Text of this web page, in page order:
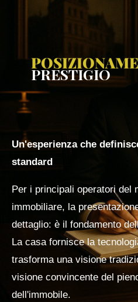
PRESTIGIO
Un'esperienza che
standard
Per i principali operatori del
immobiliare, la
dettaglio: è il fondamento
La casa fornisce la
trasforma una visione
visione convincente del
dell'immobile.